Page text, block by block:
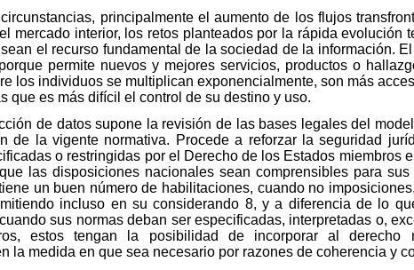
principalmente el aumento de los flujos
mercado interior, los retos planteados por la rápida evolución
el recurso fundamental de la sociedad de la información.
permite nuevos y mejores servicios, productos o
los individuos se multiplican exponencialmente, son más
que es más difícil el control de su destino y uso.
de datos supone la revisión de las bases legales del
de la vigente normativa. Procede a reforzar la seguridad
o restringidas por el Derecho de los Estados miembros
las disposiciones nacionales sean comprensibles para
un buen número de habilitaciones, cuando no
incluso en su considerando 8, y a diferencia de lo
sus normas deban ser especificadas, interpretadas o,
estos tengan la posibilidad de incorporar al derecho
la medida en que sea necesario por razones de coherencia y